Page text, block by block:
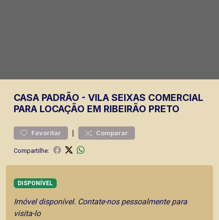
CASA PADRÃO - VILA SEIXAS COMERCIAL
PARA LOCAÇÃO EM RIBEIRÃO PRETO
Favoritar | Comparar
Compartilhe:
DISPONÍVEL
Imóvel disponível. Contate-nos pessoalmente para
visita-lo